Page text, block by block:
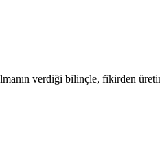
verdiği bilinçle, fikirden